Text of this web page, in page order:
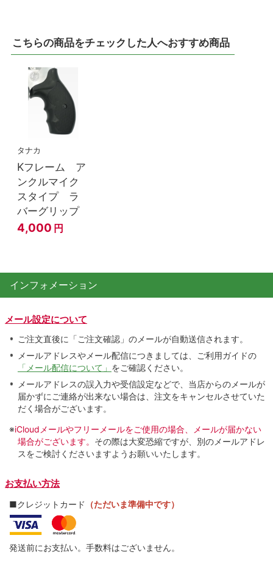
こちらの商品をチェックした人へおすすめ商品
タナカ
Kフレーム ア
ンクルマイク
スタイプ ラ
バーグリップ
4,000 円
インフォメーション
メール設定について
ご注文直後に「ご注文確認」のメールが自動送信されます。
メールアドレスやメール配信につきましては、ご利用ガイドの
「メール配信について」 をご確認ください。
メールアドレスの誤入力や受信設定などで、当店からのメールが
届かずにご連絡が出来ない場合は、注文をキャンセルさせていた
だく場合がございます。
※iCloudメールやフリーメールをご使用の場合、メールが届かない
場合がございます。 その際は大変恐縮ですが、別のメールアドレ
スをご検討くださいますようお願いいたします。
お支払い方法
■クレジットカード （ただいま準備中です）
発送前にお支払い。手数料はございません。